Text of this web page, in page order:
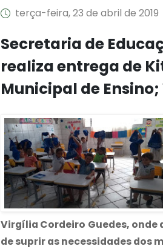
terça-feira, 23 de abril de 2019
Secretaria de
realiza entrega de
Municipal de
Virgília Cordeiro Guedes,
de suprir as necessidades dos